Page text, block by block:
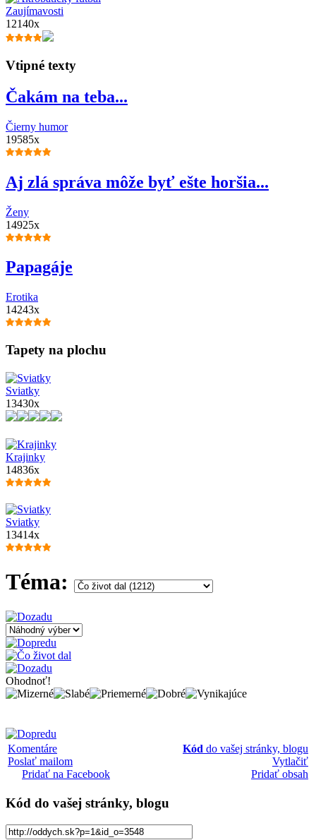
Zaujímavosti
12140x
Vtipné texty
Čakám na teba...
Čierny humor
19585x
Aj zlá správa môže byť ešte horšia...
Ženy
14925x
Papagáje
Erotika
14243x
Tapety na plochu
Sviatky
13430x
Krajinky
14836x
Sviatky
13414x
Téma:
Ohodnoť!
Komentáre
Poslať mailom
Pridať na Facebook
Kód do vašej stránky, blogu
Vytlačiť
Pridať obsah
Kód do vašej stránky, blogu